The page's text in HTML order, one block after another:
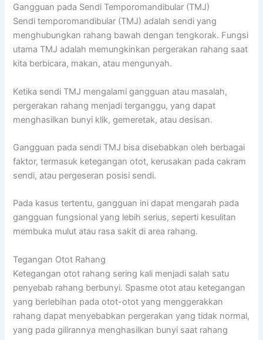
Gangguan pada Sendi Temporomandibular (TMJ)
Sendi temporomandibular (TMJ) adalah sendi yang
menghubungkan rahang bawah dengan tengkorak. Fungsi
utama TMJ adalah memungkinkan pergerakan rahang saat
kita berbicara, makan, atau mengunyah.
Ketika sendi TMJ mengalami gangguan atau masalah,
pergerakan rahang menjadi terganggu, yang dapat
menghasilkan bunyi klik, gemeretak, atau desisan.
Gangguan pada sendi TMJ bisa disebabkan oleh berbagai
faktor, termasuk ketegangan otot, kerusakan pada cakram
sendi, atau pergeseran posisi sendi.
Pada kasus tertentu, gangguan ini dapat mengarah pada
gangguan fungsional yang lebih serius, seperti kesulitan
membuka mulut atau rasa sakit di area rahang.
Tegangan Otot Rahang
Ketegangan otot rahang sering kali menjadi salah satu
penyebab rahang berbunyi. Spasme otot atau ketegangan
yang berlebihan pada otot-otot yang menggerakkan
rahang dapat menyebabkan pergerakan yang tidak normal,
yang pada gilirannya menghasilkan bunyi saat rahang